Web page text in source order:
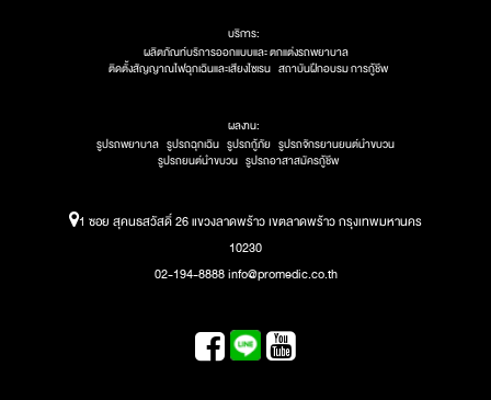
บริการ:
ผลิตภัณท์บริการออกแบบและ ตกแต่งรถพยาบาล
ติดตั้งสัญญาณไฟฉุกเฉินและเสียงไซเรน สถาบันฝึกอบรม การกู้ชีพ
ผลงาน:
รูปรถพยาบาล รูปรถฉุกเฉิน รูปรถกู้ภัย รูปรถจักรยานยนต์นำขบวน
รูปรถยนต์นำขบวน รูปรถอาสาสมัครกู้ชีพ
1 ซอย สุคนธสวัสดิ์ 26 แขวงลาดพร้าว เขตลาดพร้าว กรุงเทพมหานคร
10230
02-194-8888 info@promedic.co.th